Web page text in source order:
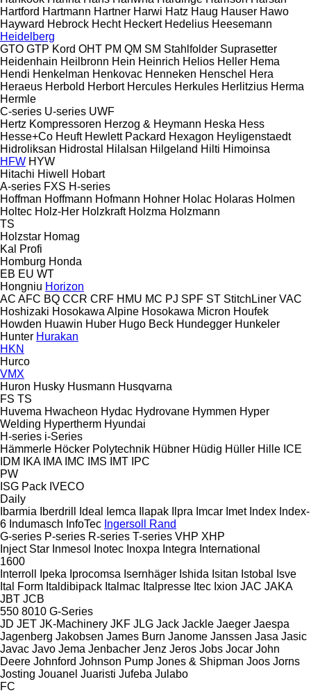
Hartford Hartmann Hartner Harwi Hatz Haug Hauser Hawo
Hayward Hebrock Hecht Heckert Hedelius Heesemann
Heidelberg
GTO GTP Kord OHT PM QM SM Stahlfolder Suprasetter
Heidenhain Heilbronn Hein Heinrich Helios Heller Hema
Hendi Henkelman Henkovac Henneken Henschel Hera
Heraeus Herbold Herbort Hercules Herkules Herlitzius Herma
Hermle
C-series U-series UWF
Hertz Kompressoren Herzog & Heymann Heska Hess
Hesse+Co Heuft Hewlett Packard Hexagon Heyligenstaedt
Hidroliksan Hidrostal Hilalsan Hilgeland Hilti Himoinsa
HFW HYW
Hitachi Hiwell
Hobart
A-series FXS H-series
Hoffman Hoffmann Hofmann Hohner Holac Holaras Holmen
Holtec Holz-Her Holzkraft Holzma Holzmann
TS
Holzstar Homag
Kal
Profi
Homburg Honda
EB EU WT
Hongniu Horizon
AC AFC BQ CCR CRF HMU MC PJ SPF ST StitchLiner VAC
Hoshizaki Hosokawa Alpine Hosokawa Micron Houfek
Howden Huawin Huber Hugo Beck Hundegger Hunkeler
Hunter Hurakan
HKN
Hurco
VMX
Huron Husky Husmann Husqvarna
FS TS
Huvema Hwacheon Hydac Hydrovane Hymmen Hyper
Welding Hypertherm Hyundai
H-series i-Series
Hämmerle Höcker Polytechnik Hübner Hüdig Hüller Hille ICE
IDM
IKA IMA IMC IMS IMT IPC
PW
ISG Pack IVECO
Daily
Ibarmia
Iberdrill Ideal Iemca Ilapak Ilpra Imcar Imet Index Index-
6 Indumasch InfoTec Ingersoll Rand
G-series P-series R-series T-series VHP XHP
Inject Star Inmesol Inotec Inoxpa Integra International
1600
Interroll
Ipeka Iprocomsa Isernhäger Ishida Isitan Istobal
Isve
Ital Form Italdibipack Italmac Italpresse Itec Ixion JAC JAKA
JBT JCB
550 8010 G-Series
JD JET JK-Machinery JKF JLG Jack Jackle Jaeger Jaespa
Jagenberg Jakobsen James Burn Janome Janssen Jasa Jasic
Javac Javo Jema Jenbacher Jenz Jeros Jobs Jocar John
Deere Johnford Johnson Pump Jones & Shipman Joos Jorns
Josting Jouanel Juaristi Jufeba Julabo
FC